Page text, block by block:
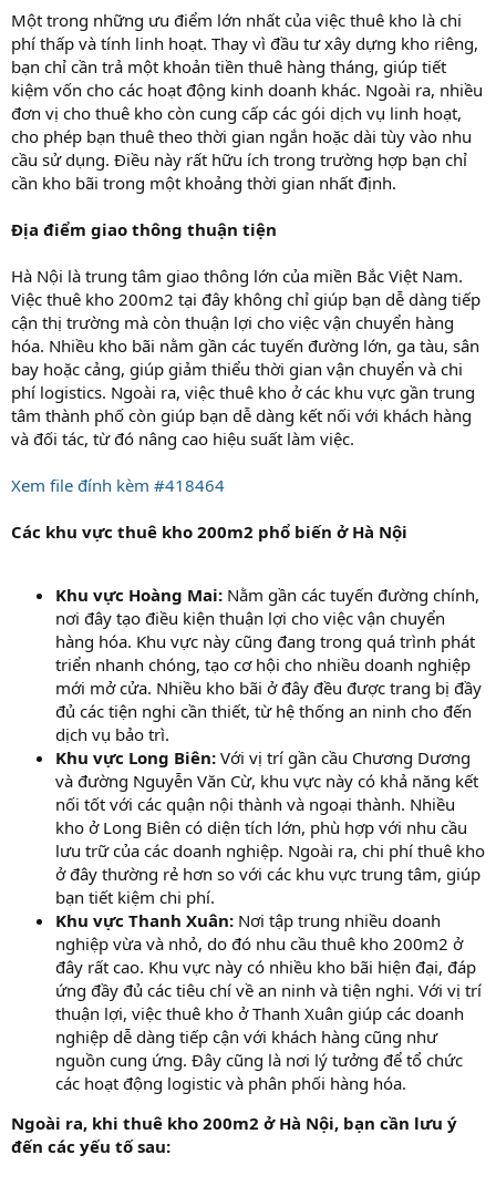
Một trong những ưu điểm lớn nhất của việc thuê kho là chi
phí thấp và tính linh hoạt. Thay vì đầu tư xây dựng kho riêng,
bạn chỉ cần trả một khoản tiền thuê hàng tháng, giúp tiết
kiệm vốn cho các hoạt động kinh doanh khác. Ngoài ra, nhiều
đơn vị cho thuê kho còn cung cấp các gói dịch vụ linh hoạt,
cho phép bạn thuê theo thời gian ngắn hoặc dài tùy vào nhu
cầu sử dụng. Điều này rất hữu ích trong trường hợp bạn chỉ
cần kho bãi trong một khoảng thời gian nhất định.
Địa điểm giao thông thuận tiện
Hà Nội là trung tâm giao thông lớn của miền Bắc Việt Nam.
Việc thuê kho 200m2 tại đây không chỉ giúp bạn dễ dàng tiếp
cận thị trường mà còn thuận lợi cho việc vận chuyển hàng
hóa. Nhiều kho bãi nằm gần các tuyến đường lớn, ga tàu, sân
bay hoặc cảng, giúp giảm thiểu thời gian vận chuyển và chi
phí logistics. Ngoài ra, việc thuê kho ở các khu vực gần trung
tâm thành phố còn giúp bạn dễ dàng kết nối với khách hàng
và đối tác, từ đó nâng cao hiệu suất làm việc.
Xem file đính kèm #418464
Các khu vực thuê kho 200m2 phổ biến ở Hà Nội
Khu vực Hoàng Mai: Nằm gần các tuyến đường chính,
nơi đây tạo điều kiện thuận lợi cho việc vận chuyển
hàng hóa. Khu vực này cũng đang trong quá trình phát
triển nhanh chóng, tạo cơ hội cho nhiều doanh nghiệp
mới mở cửa. Nhiều kho bãi ở đây đều được trang bị đầy
đủ các tiện nghi cần thiết, từ hệ thống an ninh cho đến
dịch vụ bảo trì.
Khu vực Long Biên: Với vị trí gần cầu Chương Dương
và đường Nguyễn Văn Cừ, khu vực này có khả năng kết
nối tốt với các quận nội thành và ngoại thành. Nhiều
kho ở Long Biên có diện tích lớn, phù hợp với nhu cầu
lưu trữ của các doanh nghiệp. Ngoài ra, chi phí thuê kho
ở đây thường rẻ hơn so với các khu vực trung tâm, giúp
bạn tiết kiệm chi phí.
Khu vực Thanh Xuân: Nơi tập trung nhiều doanh
nghiệp vừa và nhỏ, do đó nhu cầu thuê kho 200m2 ở
đây rất cao. Khu vực này có nhiều kho bãi hiện đại, đáp
ứng đầy đủ các tiêu chí về an ninh và tiện nghi. Với vị trí
thuận lợi, việc thuê kho ở Thanh Xuân giúp các doanh
nghiệp dễ dàng tiếp cận với khách hàng cũng như
nguồn cung ứng. Đây cũng là nơi lý tưởng để tổ chức
các hoạt động logistic và phân phối hàng hóa.
Ngoài ra, khi thuê kho 200m2 ở Hà Nội, bạn cần lưu ý
đến các yếu tố sau: